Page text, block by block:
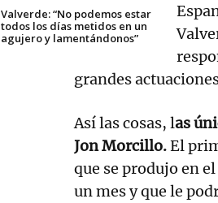
Valverde: “No podemos estar
todos los días metidos en un
agujero y lamentándonos”
grandes
Así las cosas, las
Jon Morcillo.El
que se produjo en
un mes y que le